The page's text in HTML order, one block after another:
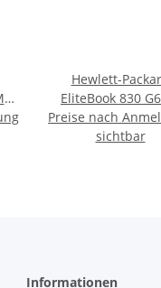
Hewlett-
EliteBook 830
8365U 128GB/
silber Win11 Pro
Preise nach
sichtbar
Informationen